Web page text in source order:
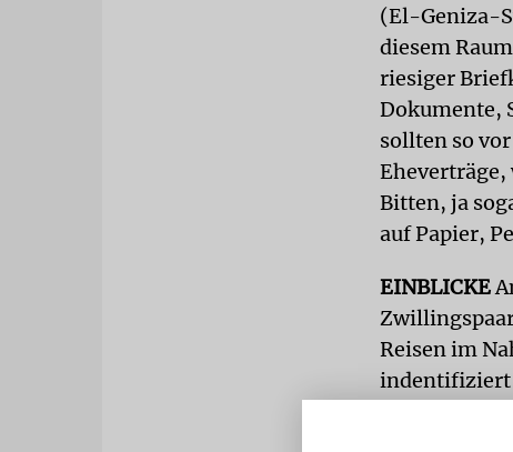
(El-Geniza-
diesem
riesiger
Dokumente,
sollten so
Eheverträge,
Bitten, ja
auf Papier,
EINBLICKE
Reisen im
indentifiziert